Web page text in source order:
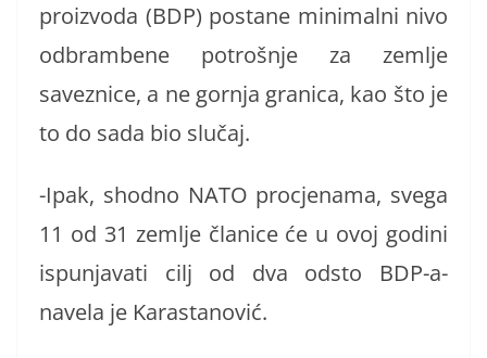
proizvoda (BDP) postane minimalni nivo
odbrambene potrošnje za zemlje
saveznice, a ne gornja granica, kao što je
to do sada bio slučaj.
-Ipak, shodno NATO procjenama, svega
11 od 31 zemlje članice će u ovoj godini
ispunjavati cilj od dva odsto BDP-a-
navela je Karastanović.